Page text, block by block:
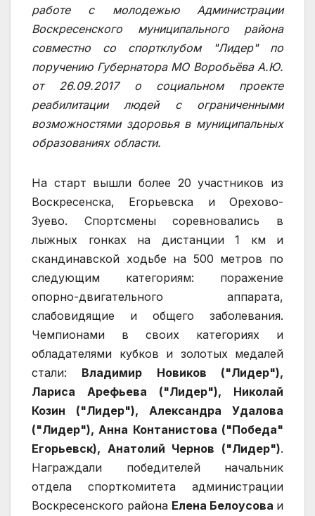
работе с молодежью Администрации
Воскресенского муниципального района
совместно со спортклубом "Лидер" по
поручению Губернатора МО Воробьёва А.Ю.
от 26.09.2017 о социальном проекте
реабилитации людей с ограниченными
возможностями здоровья в муниципальных
образованиях области.
На старт вышли более 20 участников из
Воскресенска, Егорьевска и Орехово-
Зуево. Спортсмены соревновались в
лыжных гонках на дистанции 1 км и
скандинавской ходьбе на 500 метров по
следующим категориям: поражение
опорно-двигательного аппарата,
слабовидящие и общего заболевания.
Чемпионами в своих категориях и
обладателями кубков и золотых медалей
стали: Владимир Новиков ("Лидер"),
Лариса Арефьева ("Лидер"), Николай
Козин ("Лидер"), Александра Удалова
("Лидер"), Анна Контанистова ("Победа"
Егорьевск), Анатолий Чернов ("Лидер").
Награждали победителей начальник
отдела спорткомитета администрации
Воскресенского района Елена Белоусова и